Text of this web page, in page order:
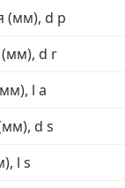
(мм), d p
d r
l a
d s
l s